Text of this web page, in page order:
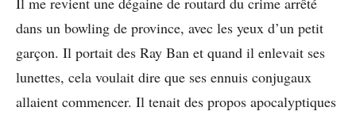
dans un bowling de province, avec les yeux d’un petit
garçon. Il portait des Ray Ban et quand il enlevait ses
lunettes, cela voulait dire que ses ennuis conjugaux
allaient commencer. Il tenait des propos apocalyptiques